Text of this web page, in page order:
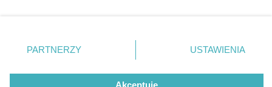
Gliwice
zmienić/wycofać klikając przycisk ustawień prywatności
znajdujący się w lewym dolnym rogu strony
rodzaje przetwarzania danych nie wymagają zgody
użytkownika, ale masz prawo sprzeciwić się takiemu
PARTNERZY USTAWIENIA
Akceptuję